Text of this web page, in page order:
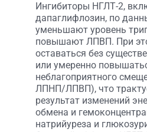
Ингибиторы НГЛТ-2,
дапаглифлозин, по
уменьшают уровень
повышают ЛПВП. При
оставаться без
или умеренно
неблагоприятного
ЛПНП/ЛПВП), что
результат изменений
обмена и
натрийуреза и